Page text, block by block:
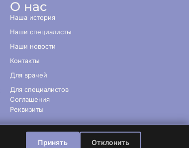
О нас
Наша история
Наши специалисты
Наши новости
Контакты
Для врачей
Для специалистов
Соглашения
Реквизиты
Принять Отклонить